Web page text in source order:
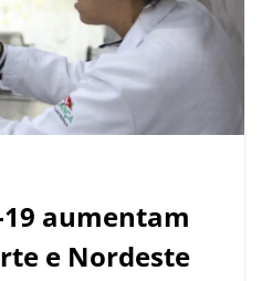
19 aumentam
e Nordeste